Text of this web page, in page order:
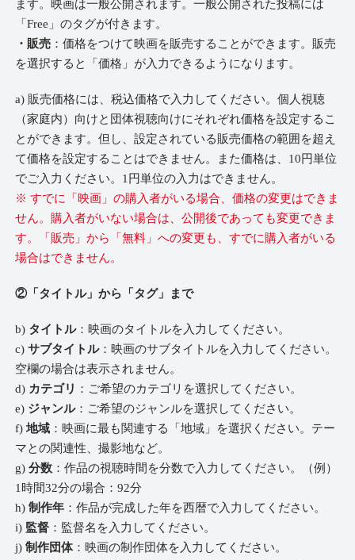
ます。映画は一般公開されます。一般公開された投稿には
「Free」のタグが付きます。
・販売 ：価格をつけて映画を販売することができます。販売
を選択すると「価格」が入力できるようになります。
a) 販売価格には、税込価格で入力してください。個人視聴
（家庭内）向けと団体視聴向けにそれぞれ価格を設定するこ
とができます。但し、設定されている販売価格の範囲を超え
て価格を設定することはできません。また価格は、10円単位
でご入力ください。1円単位の入力はできません。
※ すでに「映画」の購入者がいる場合、価格の変更はできま
せん。購入者がいない場合は、公開後であっても変更できま
す。「販売」から「無料」への変更も、すでに購入者がいる
場合はできません。
②「タイトル」から「タグ」まで
b) タイトル：映画のタイトルを入力してください。
c)サブタイトル：映画のサブタイトルを入力してください。
空欄の場合は表示されません。
d) カテゴリ ：ご希望のカテゴリを選択してください。
e) ジャンル：ご希望のジャンルを選択してください。
f)地域 ：映画に最も関連する「地域」を選択ください。テー
マとの関連性、撮影地など。
g)分数 ：作品の視聴時間を分数で入力してください。（例）
1時間32分の場合：92分
h)制作年 ：作品が完成した年を西暦で入力してください。
i) 監督 ：監督名を入力してください。
j)制作団体：映画の制作団体を入力してください。